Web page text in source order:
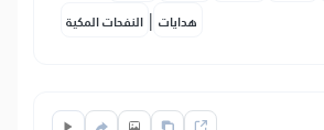
النفحات المكية | هدايات